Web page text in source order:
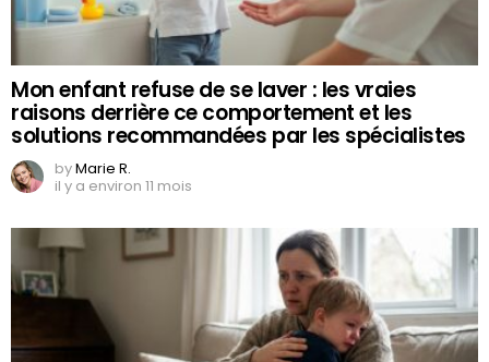
Mon enfant refuse de se laver : les vraies
raisons derrière ce comportement et les
solutions recommandées par les spécialistes
byMarie R.
il y a environ 11 mois